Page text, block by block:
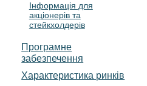
Інформація для
акціонерів та
стейкхолдерів
Програмне
забезпечення
Характеристика pинків